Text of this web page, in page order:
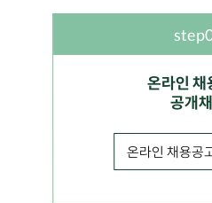
온라인 채
공개
온라인 채용공